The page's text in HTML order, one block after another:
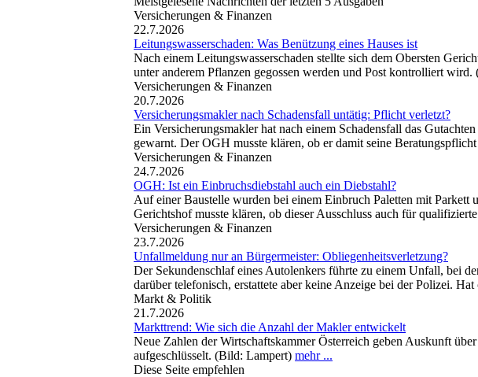
Versicherungen & Finanzen
22.7.2026
Leitungswasserschaden: Was Benützung eines Hauses ist
Nach einem Leitungswasserschaden stellte sich dem Obersten
unter anderem Pflanzen gegossen werden und Post kontrolliert
Versicherungen & Finanzen
20.7.2026
Versicherungsmakler nach Schadensfall untätig: Pflicht verletzt?
Ein Versicherungsmakler hat nach einem Schadensfall das
gewarnt. Der OGH musste klären, ob er damit seine
Versicherungen & Finanzen
24.7.2026
OGH: Ist ein Einbruchsdiebstahl auch ein Diebstahl?
Auf einer Baustelle wurden bei einem Einbruch Paletten mit Parkett
Gerichtshof musste klären, ob dieser Ausschluss auch für
Versicherungen & Finanzen
23.7.2026
Unfallmeldung nur an Bürgermeister: Obliegenheitsverletzung?
Der Sekundenschlaf eines Autolenkers führte zu einem Unfall, bei
darüber telefonisch, erstattete aber keine Anzeige bei der Polizei.
Markt & Politik
21.7.2026
Markttrend: Wie sich die Anzahl der Makler entwickelt
Neue Zahlen der Wirtschaftskammer Österreich geben Auskunft
aufgeschlüsselt. (Bild: Lampert) mehr ...
Diese Seite empfehlen